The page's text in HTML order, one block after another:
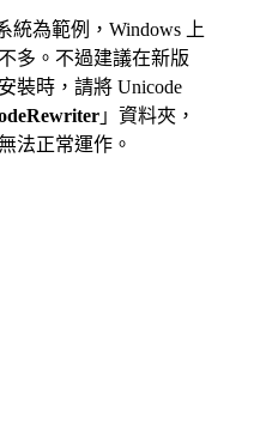
統為範例，Windows 上
多。不過建議在新版
裝時，請將 Unicode
」資料夾，
法正常運作。